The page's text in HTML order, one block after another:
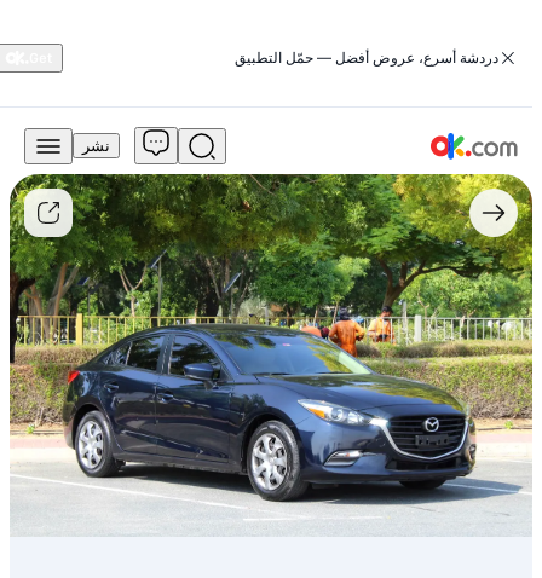
‏دردشة أسرع، عروض أفضل — حمّل التطبيق
27,500
درهم
للبيع
مازدا
3
سيدان
2018
سعة
1.6
لتر
بنزين
أوتوماتيك
دفع
أمامي
مستعمل
نشر